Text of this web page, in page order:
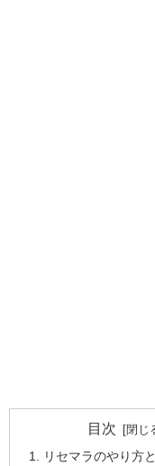
目次
リセマラのやり方と